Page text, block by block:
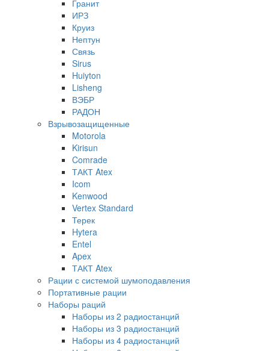
Гранит
ИРЗ
Круиз
Нептун
Связь
Sirus
Huiyton
Lisheng
ВЭБР
РАДОН
Взрывозащищенные
Motorola
Kirisun
Comrade
ТАКТ Atex
Icom
Kenwood
Vertex Standard
Терек
Hytera
Entel
Apex
ТАКТ Atex
Рации с системой шумоподавления
Портативные рации
Наборы раций
Наборы из 2 радиостанций
Наборы из 3 радиостанций
Наборы из 4 радиостанций